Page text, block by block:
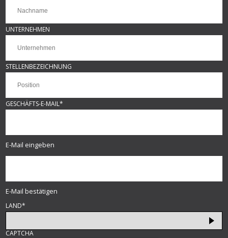
UNTERNEHMEN
STELLENBEZEICHNUNG
GESCHÄFTS-E-MAIL*
E-Mail eingeben
E-Mail bestätigen
LAND*
CAPTCHA